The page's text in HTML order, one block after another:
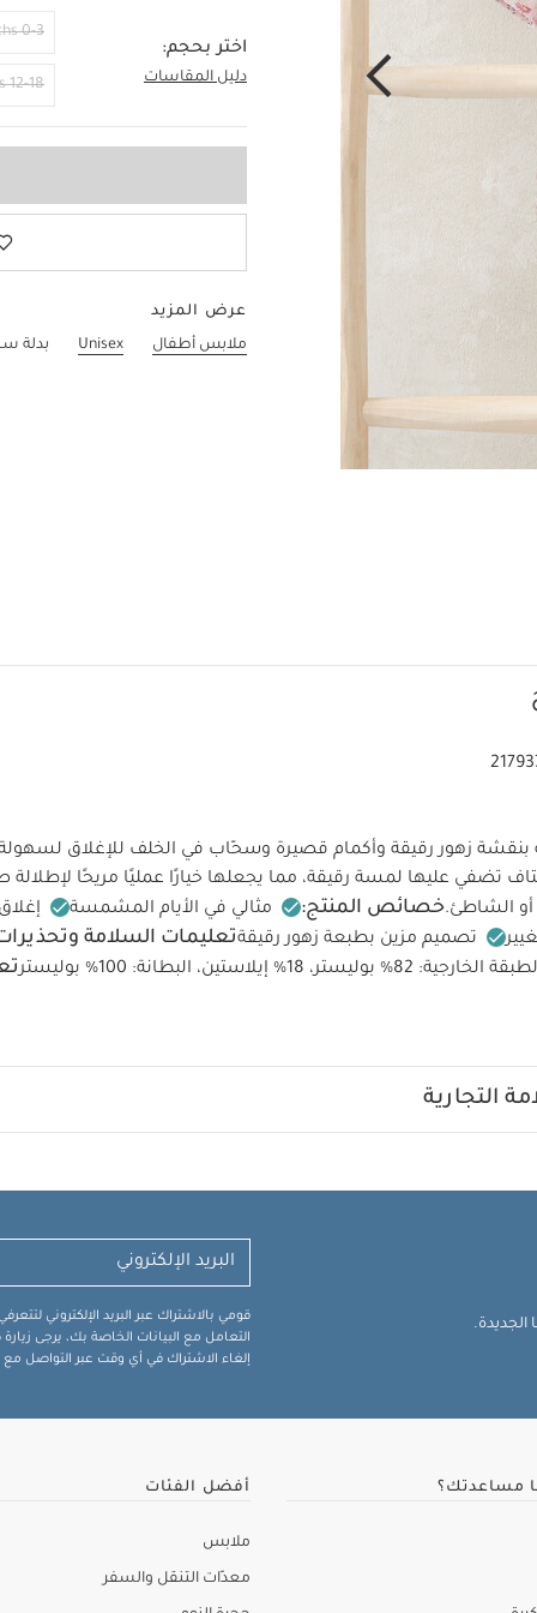
اختر بحجم:
دليل المقاسات
0-3 Months
12-18 Months 18-24 Months
عرض المزيد
ملابس أطفال
Unisex بدلة
بنقشة زهور رقيقة وأكمام قصيرة وسحّاب في الخلف للإغلاق لسهولة
تضفي عليها لمسة رقيقة، مما يجعلها خيارًا عمليًا مريحًا
أو الشاطئ.خصائص المنتج: مثالي في الأيام المشمسة
تصميم مزين بطبعة زهور رقيقةتعليمات السلامة
الخارجية: 82‏‏%‏‏ بوليستر، 18‏‏%‏‏ إيلاستين، البطانة: 100‏‏%‏‏ بوليستر
التجارية
الجديدة.
قومي بالاشتراك عبر البريد الإلكتروني
التعامل مع البيانات الخاصة بك، يرجى
إلغاء الاشتراك في أي وقت عبر التواصل مع
مساعدتك؟ أفضل الفئات
ملابس
معدّات التنقل والسفر